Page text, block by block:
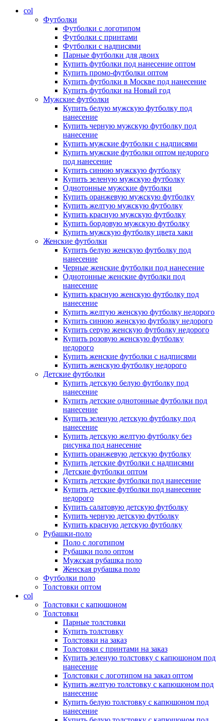
col
Футболки
Футболки с логотипом
Футболки с принтами
Футболки с надписями
Парные футболки для двоих
Купить футболки под нанесение оптом
Купить промо-футболки оптом
Купить футболки в Москве под нанесение
Купить футболки на Новый год
Мужские футболки
Купить белую мужскую футболку под
нанесение
Купить черную мужскую футболку под
нанесение
Купить мужские футболки с надписями
Купить мужские футболки оптом недорого
под нанесение
Купить синюю мужскую футболку
Купить зеленую мужскую футболку
Однотонные мужские футболки
Купить оранжевую мужскую футболку
Купить желтую мужскую футболку
Купить красную мужскую футболку
Купить бордовую мужскую футболку
Купить мужскую футболку цвета хаки
Женские футболки
Купить белую женскую футболку под
нанесение
Черные женские футболки под нанесение
Однотонные женские футболки под
нанесение
Купить красную женскую футболку под
нанесение
Купить желтую женскую футболку недорого
Купить синюю женскую футболку недорого
Купить серую женскую футболку недорого
Купить розовую женскую футболку
недорого
Купить женские футболки с надписями
Купить женскую футболку недорого
Детские футболки
Купить детскую белую футболку под
нанесение
Купить детские однотонные футболки под
нанесение
Купить зеленую детскую футболку под
нанесение
Купить детскую желтую футболку без
рисунка под нанесение
Купить оранжевую детскую футболку
Купить детские футболки с надписями
Детские футболки оптом
Купить детские футболки под нанесение
Купить детские футболки под нанесение
недорого
Купить салатовую детскую футболку
Купить черную детскую футболку
Купить красную детскую футболку
Рубашки-поло
Поло с логотипом
Рубашки поло оптом
Мужская рубашка поло
Женская рубашка поло
Футболки поло
Толстовки оптом
col
Толстовки с капюшоном
Толстовки
Парные толстовки
Купить толстовку
Толстовки на заказ
Толстовки с принтами на заказ
Купить зеленую толстовку с капюшоном под
нанесение
Толстовки с логотипом на заказ оптом
Купить желтую толстовку с капюшоном под
нанесение
Купить белую толстовку с капюшоном под
нанесение